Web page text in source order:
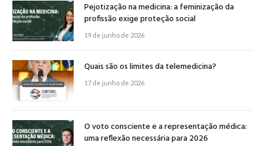
Pejotização na medicina: a feminização da
profissão exige proteção social
19 de junho de 2026
Quais são os limites da telemedicina?
17 de junho de 2026
O voto consciente e a representação médica:
uma reflexão necessária para 2026